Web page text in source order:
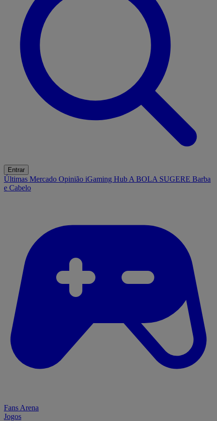
Entrar
Últimas Mercado Opinião iGaming Hub A BOLA SUGERE Barba
e Cabelo
Fans Arena
Jogos